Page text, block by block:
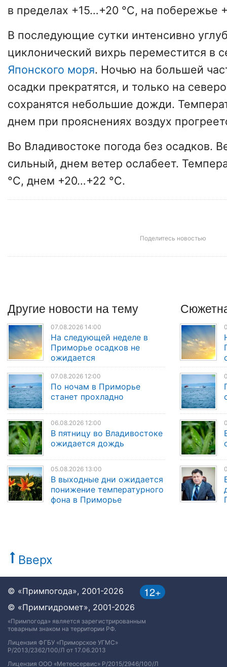
в пределах +15…+20 °C, на побережье
В последующие сутки интенсивно
циклонический вихрь переместится в
Японского моря. Ночью на большей
осадки прекратятся, и только на
сохранятся небольшие дожди.
днем при прояснениях воздух
Во Владивостоке погода без осадков.
сильный, днем ветер ослабеет.
°C, днем +20…+22 °C.
Поделитесь новостью
Другие новости на тему
07.08.2026 14:00
На следующей неделе в
Приморье осадков не
ожидается
07.08.2026 12:00
По ночам в Приморье
станет прохладно
06.08.2026 12:00
В пятницу во Владивостоке
ожидается дождь
05.08.2026 13:00
В выходные дни ожидается
понижение температурного
фона в Приморье
Вверх
12+
© «Примпогода», 2001-2026
© «Примгидромет», 2001-2026
«Примпогода» является зарегистрированным
товарным знаком на территории РФ.
Лицензия ФГБУ «Приморское УГМС»
Р/2013/2362/100/Л от 17.06.2013
Лицензия ООО «Метеосервис» Р/2015/2946/100/Л